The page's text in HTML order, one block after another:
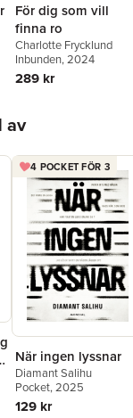
För dig som vill
finna ro
Charlotte Frycklund
Inbunden, 2024
289 kr
av
4 POCKET FÖR 3
När ingen lyssnar
Diamant Salihu
Pocket, 2025
129 kr